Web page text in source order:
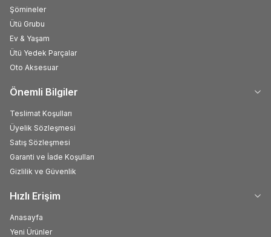
Şömineler
Ütü Grubu
Ev & Yaşam
Ütü Yedek Parçalar
Oto Aksesuar
Önemli Bilgiler
Teslimat Koşulları
Üyelik Sözleşmesi
Satış Sözleşmesi
Garanti ve İade Koşulları
Gizlilik ve Güvenlik
Hızlı Erişim
Anasayfa
Yeni Ürünler